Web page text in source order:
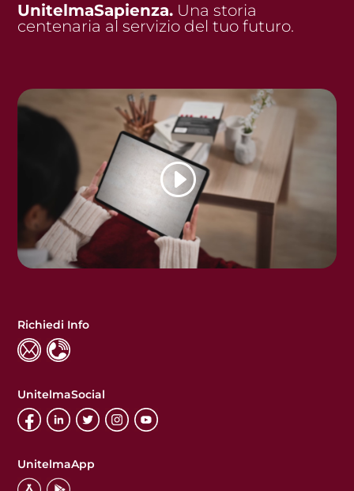
UnitelmaSapienza. Una storia
centenaria al servizio del tuo futuro.
Richiedi Info
UnitelmaSocial
UnitelmaApp